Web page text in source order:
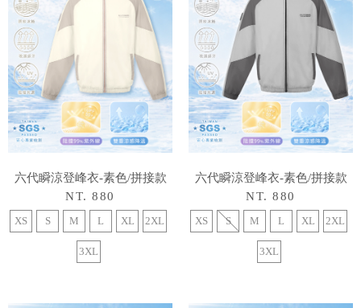
六代瞬涼登峰衣-素色/拼接款
NT. 880
XS S M L XL 2XL
3XL
六代瞬涼登峰衣-素色/拼接款
NT. 880
XS S M L XL 2XL
3XL